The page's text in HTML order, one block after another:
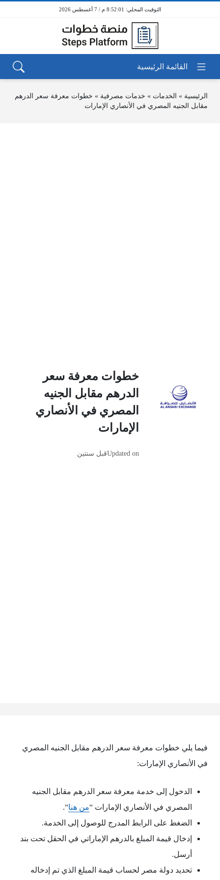
8:52:01 م / 7 أغسطس 2026
الرئيسية » الخدمات » خدمات مصرفية » خطوات معرفة سعر الدرهم
مقابل الجنيه المصري في الأنصاري الإمارات
خطوات معرفة سعر
الدرهم مقابل الجنيه
المصري في الأنصاري
الإمارات
Updated onقبل سنتين
فيما يلي خطوات معرفة سعر الدرهم مقابل الجنيه المصري
في الأنصاري الإمارات:
الدخول إلى خدمة معرفة سعر الدرهم مقابل الجنيه
المصري في الأنصاري الإمارات “من هنا“.
الضغط على الرابط المدرج للوصول إلى الخدمة.
إدخال قيمة المبلغ بالدرهم الإماراتي في الحقل تحت بند
أرسل.
تحديد دولة مصر لحساب قيمة المبلغ الذي تم إدخاله